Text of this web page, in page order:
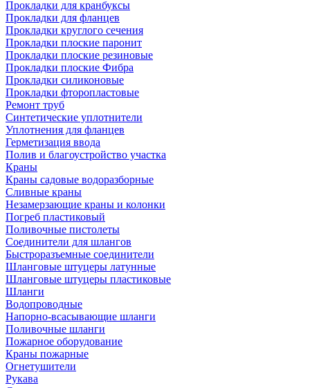
Прокладки для кранбуксы
Прокладки для фланцев
Прокладки круглого сечения
Прокладки плоские паронит
Прокладки плоские резиновые
Прокладки плоские Фибра
Прокладки силиконовые
Прокладки фторопластовые
Ремонт труб
Синтетические уплотнители
Уплотнения для фланцев
Герметизация ввода
Полив и благоустройство участка
Краны
Краны садовые водоразборные
Сливные краны
Незамерзающие краны и колонки
Погреб пластиковый
Поливочные пистолеты
Соединители для шлангов
Быстроразъемные соединители
Шланговые штуцеры латунные
Шланговые штуцеры пластиковые
Шланги
Водопроводные
Напорно-всасывающие шланги
Поливочные шланги
Пожарное оборудование
Краны пожарные
Огнетушители
Рукава